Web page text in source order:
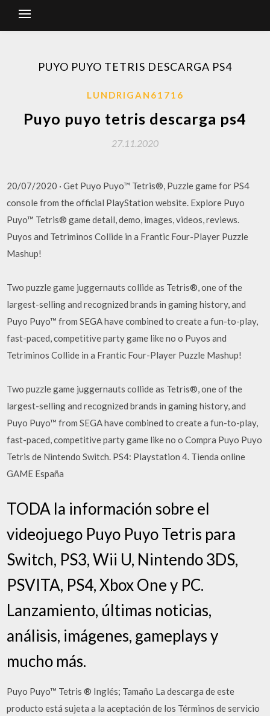
PUYO PUYO TETRIS DESCARGA PS4
LUNDRIGAN61716
Puyo puyo tetris descarga ps4
27.11.2020
20/07/2020 · Get Puyo Puyo™ Tetris®, Puzzle game for PS4
console from the official PlayStation website. Explore Puyo
Puyo™ Tetris® game detail, demo, images, videos, reviews.
Puyos and Tetriminos Collide in a Frantic Four-Player Puzzle
Mashup!
Two puzzle game juggernauts collide as Tetris®, one of the
largest-selling and recognized brands in gaming history, and
Puyo Puyo™ from SEGA have combined to create a fun-to-play,
fast-paced, competitive party game like no o Puyos and
Tetriminos Collide in a Frantic Four-Player Puzzle Mashup!
Two puzzle game juggernauts collide as Tetris®, one of the
largest-selling and recognized brands in gaming history, and
Puyo Puyo™ from SEGA have combined to create a fun-to-play,
fast-paced, competitive party game like no o Compra Puyo Puyo
Tetris de Nintendo Switch. PS4: Playstation 4. Tienda online
GAME España
TODA la información sobre el
videojuego Puyo Puyo Tetris para
Switch, PS3, Wii U, Nintendo 3DS,
PSVITA, PS4, Xbox One y PC.
Lanzamiento, últimas noticias,
análisis, imágenes, gameplays y
mucho más.
Puyo Puyo™ Tetris ® Inglés; Tamaño La descarga de este
producto está sujeta a la aceptación de los Términos de servicio